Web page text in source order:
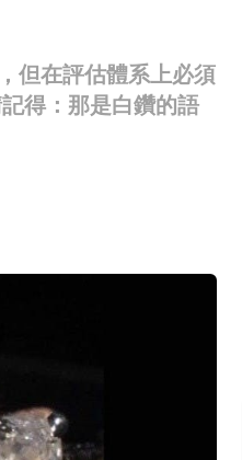
但在評估體系上必須
得：那是白鑽的語